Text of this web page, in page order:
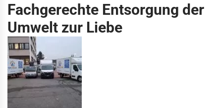
Fachgerechte Entsorgung der
Umwelt zur Liebe